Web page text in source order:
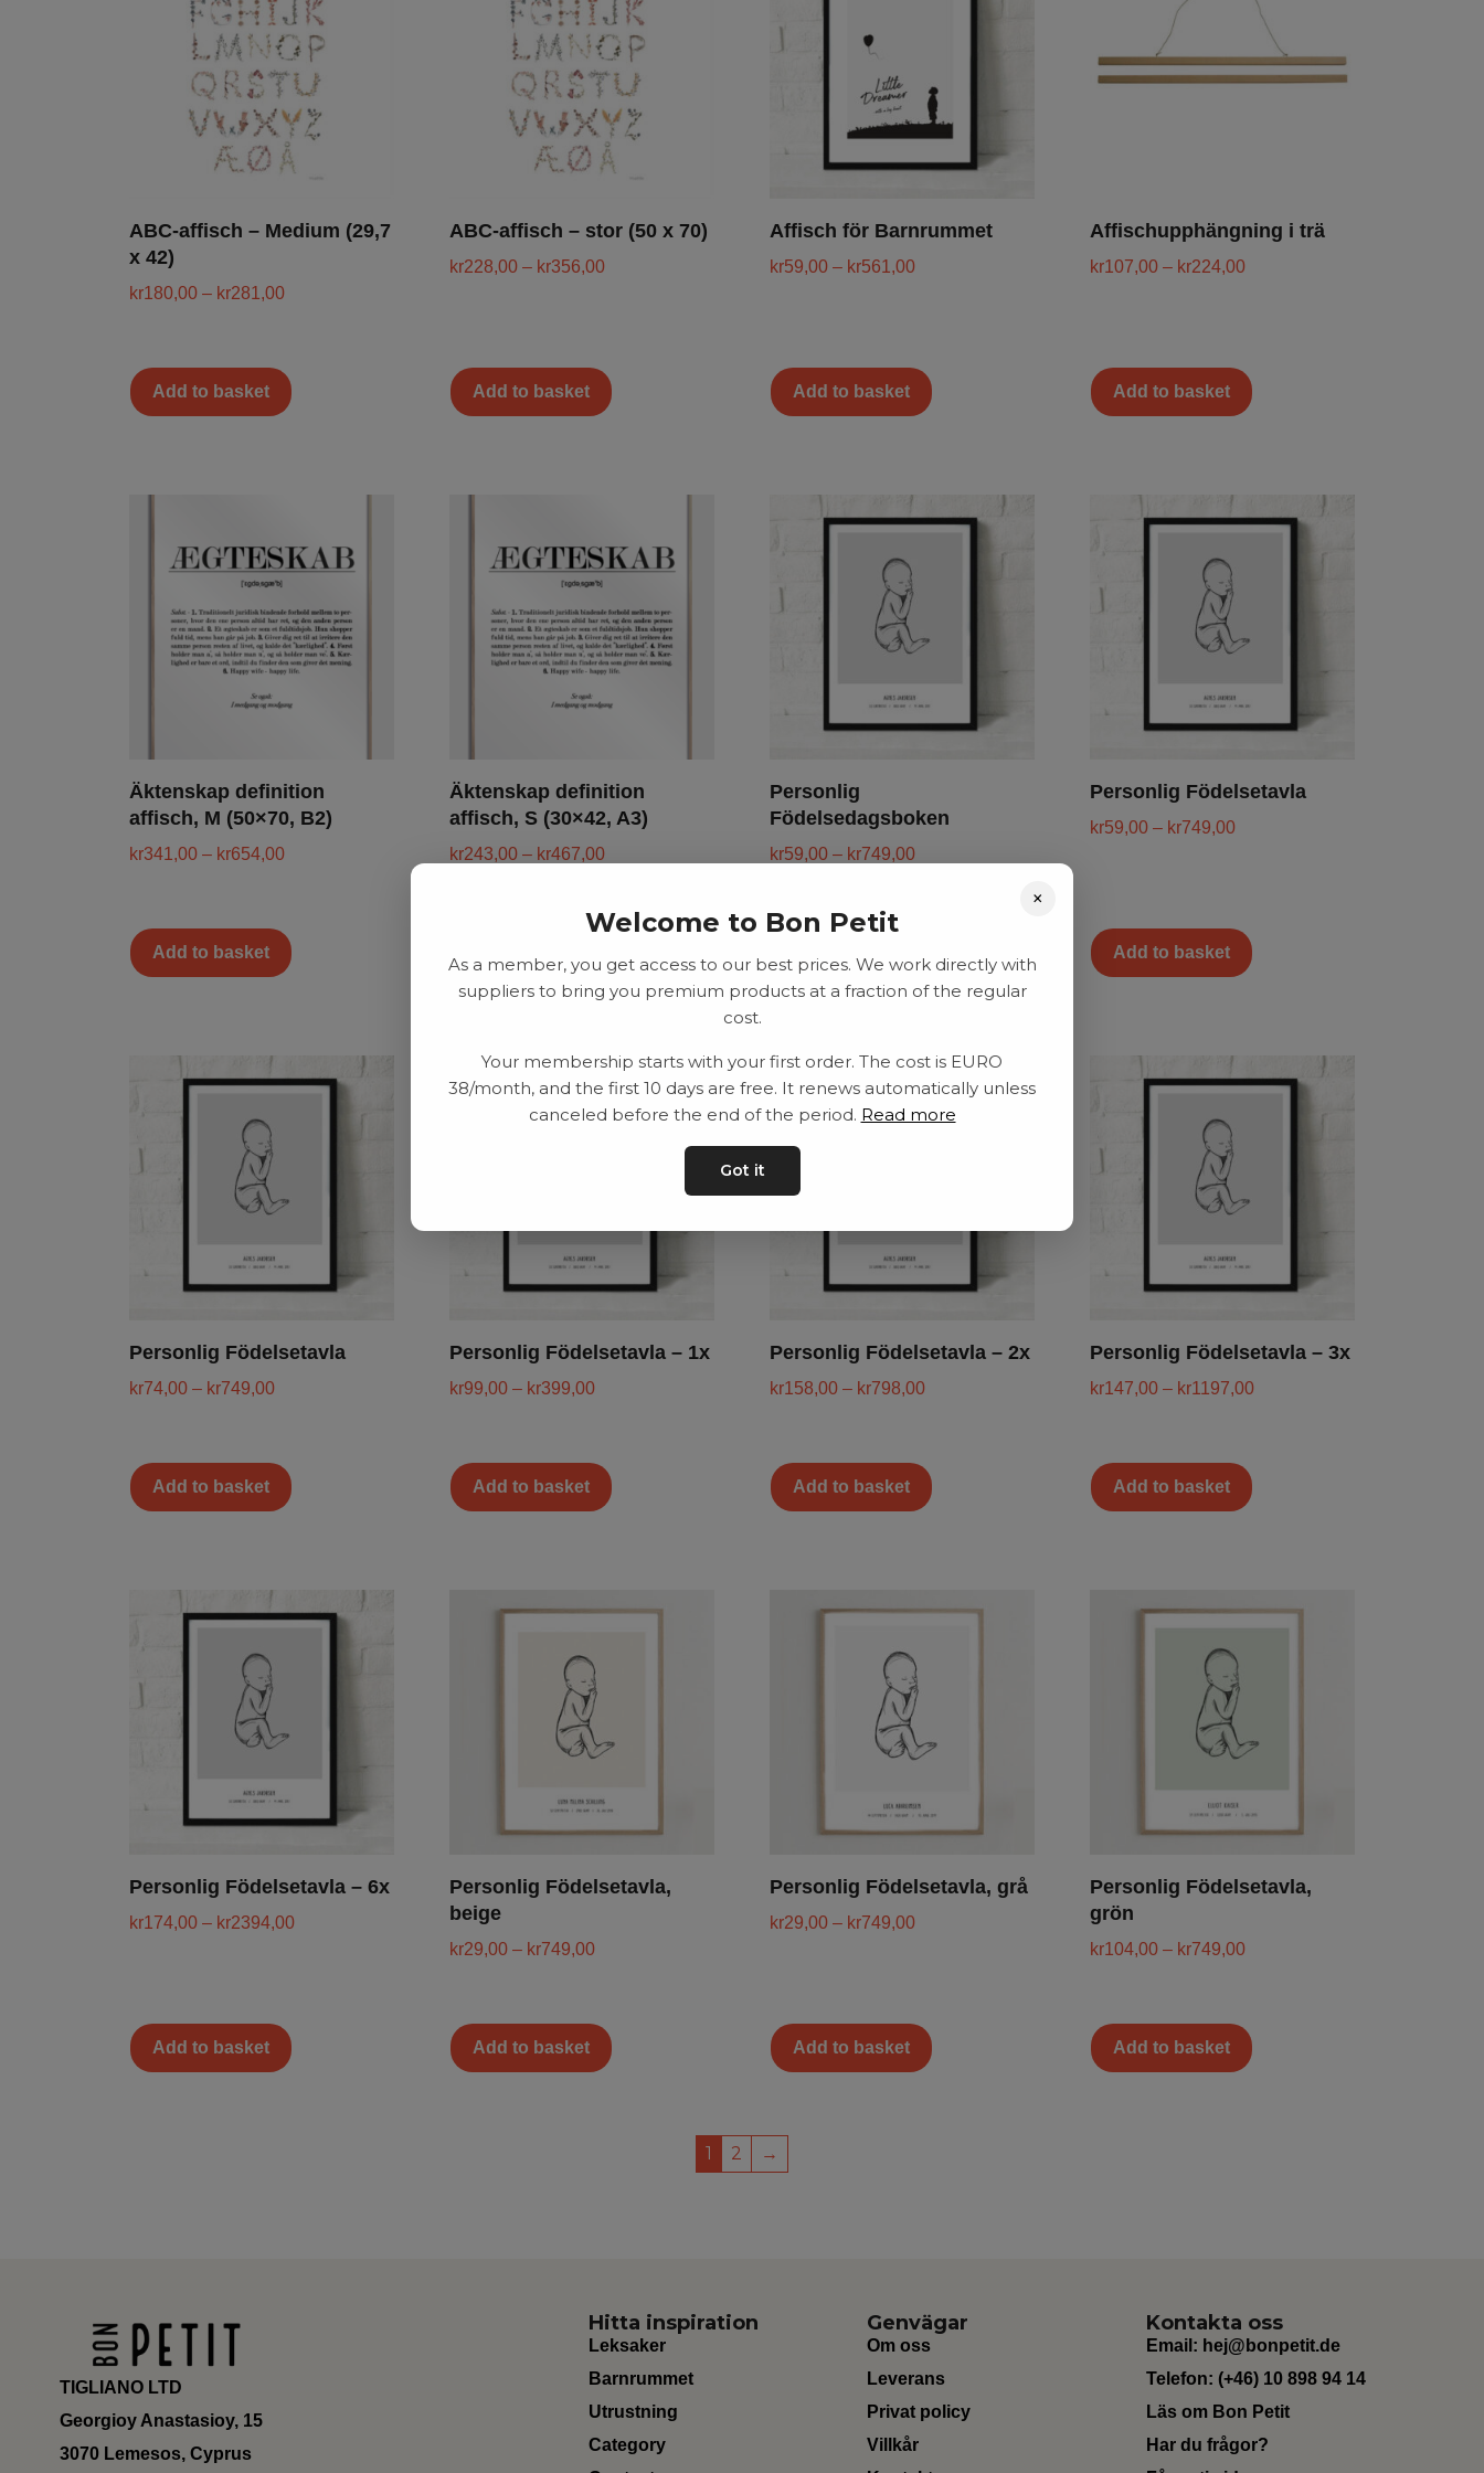
ABC-affisch – Medium (29,7
x 42)
kr180,00 – kr281,00
Add to basket
ABC-affisch – stor (50 x 70)
kr228,00 – kr356,00
Add to basket
Affisch för Barnrummet
kr59,00 – kr561,00
Add to basket
Affischupphängning i trä
kr107,00 – kr224,00
Add to basket
Äktenskap definition
affisch, M (50×70, B2)
kr341,00 – kr654,00
Add to basket
Äktenskap definition
affisch, S (30×42, A3)
kr243,00 – kr467,00
Personlig
Födelsedagsboken
kr59,00 – kr749,00
Personlig Födelsetavla
kr59,00 – kr749,00
Add to basket
Personlig Födelsetavla
kr74,00 – kr749,00
Add to basket
Personlig Födelsetavla – 1x
kr99,00 – kr399,00
Add to basket
Personlig Födelsetavla – 2x
kr158,00 – kr798,00
Add to basket
Personlig Födelsetavla – 3x
kr147,00 – kr1197,00
Add to basket
Personlig Födelsetavla – 6x
kr174,00 – kr2394,00
Add to basket
Personlig Födelsetavla,
beige
kr29,00 – kr749,00
Add to basket
Personlig Födelsetavla, grå
kr29,00 – kr749,00
Add to basket
Personlig Födelsetavla,
grön
kr104,00 – kr749,00
Add to basket
1 2 →
TIGLIANO LTD
Georgioy Anastasioy, 15
3070 Lemesos, Cyprus
Hitta inspiration
Leksaker
Barnrummet
Utrustning
Category
Genvägar
Om oss
Leverans
Privat policy
Villkår
Kontakta oss
Email: hej@bonpetit.de
Telefon: (+46) 10 898 94 14
Läs om Bon Petit
Har du frågor?
×
Welcome to Bon Petit
As a member, you get access to our best prices. We work directly with
suppliers to bring you premium products at a fraction of the regular
cost.
Your membership starts with your first order. The cost is EURO
38/month, and the first 10 days are free. It renews automatically unless
canceled before the end of the period. Read more
Got it